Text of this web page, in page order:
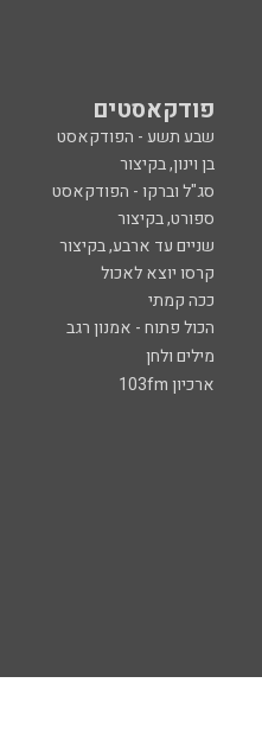
פודקאסטים
שבע תשע - הפודקאסט
בן וינון, בקיצור
סג"ל וברקו - הפודקאסט
ספורט, בקיצור
שניים עד ארבע, בקיצור
קרסו יוצא לאכול
ככה קמתי
הכול פתוח - אמנון רגב
מילים ולחן
ארכיון 103fm